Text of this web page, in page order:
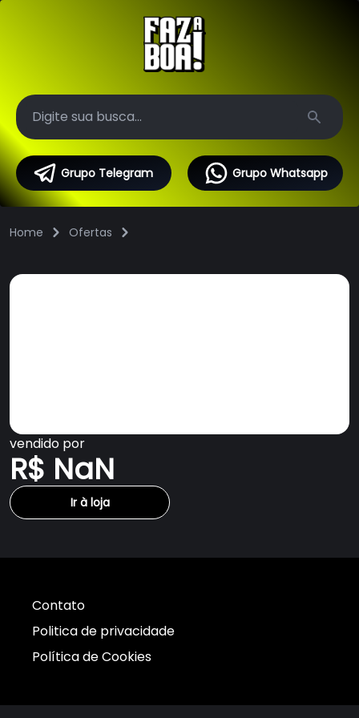
Search
Grupo Telegram Grupo Whatsapp
Home Ofertas
vendido por
R$ NaN
Ir à loja
Contato
Politica de privacidade
Política de Cookies